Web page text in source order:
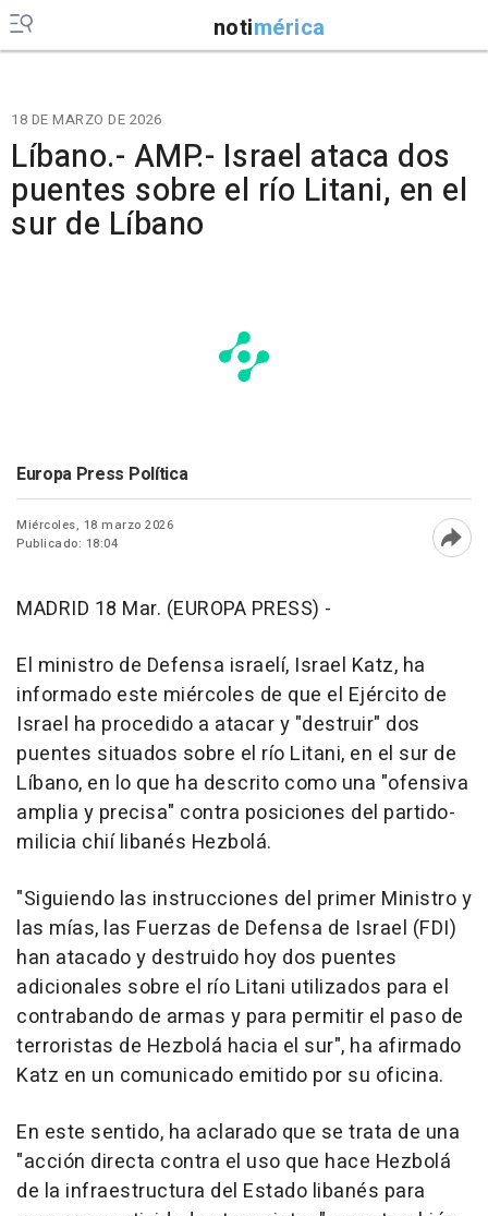
notimérica
18 DE MARZO DE 2026
Líbano.- AMP.- Israel ataca dos
puentes sobre el río Litani, en el
sur de Líbano
Europa Press Política
Miércoles, 18 marzo 2026
Publicado: 18:04
MADRID 18 Mar. (EUROPA PRESS) -
El ministro de Defensa israelí, Israel Katz, ha
informado este miércoles de que el Ejército de
Israel ha procedido a atacar y "destruir" dos
puentes situados sobre el río Litani, en el sur de
Líbano, en lo que ha descrito como una "ofensiva
amplia y precisa" contra posiciones del partido-
milicia chií libanés Hezbolá.
"Siguiendo las instrucciones del primer Ministro y
las mías, las Fuerzas de Defensa de Israel (FDI)
han atacado y destruido hoy dos puentes
adicionales sobre el río Litani utilizados para el
contrabando de armas y para permitir el paso de
terroristas de Hezbolá hacia el sur", ha afirmado
Katz en un comunicado emitido por su oficina.
En este sentido, ha aclarado que se trata de una
"acción directa contra el uso que hace Hezbolá
de la infraestructura del Estado libanés para